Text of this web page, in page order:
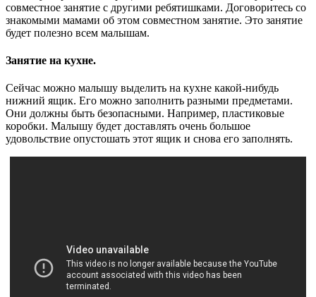
совместное занятие с другими ребятишками. Договоритесь со
знакомыми мамами об этом совместном занятие. Это занятие
будет полезно всем малышам.
Занятие на кухне.
Сейчас можно малышу выделить на кухне какой-нибудь
нижний ящик. Его можно заполнить разными предметами.
Они должны быть безопасными. Например, пластиковые
коробки. Малышу будет доставлять очень большое
удовольствие опустошать этот ящик и снова его заполнять.